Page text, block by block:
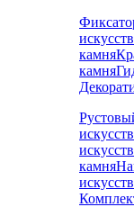
камня
камня
камня